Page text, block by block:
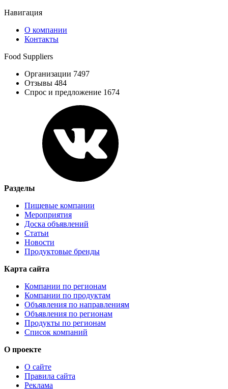
Навигация
О компании
Контакты
Food Suppliers
Организации 7497
Отзывы 484
Спрос и предложение 1674
Разделы
Пищевые компании
Мероприятия
Доска объявлений
Статьи
Новости
Продуктовые бренды
Карта сайта
Компании по регионам
Компании по продуктам
Объявления по направлениям
Объявления по регионам
Продукты по регионам
Список компаний
О проекте
О сайте
Правила сайта
Реклама